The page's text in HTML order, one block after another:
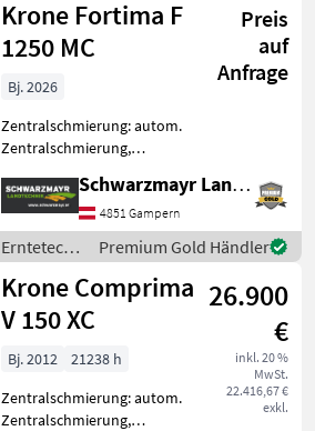
Pack 1500, 5 Sterne
Krone
Krone Fortima F
1250 MC
Preis
auf
Anfrage
Bj. 2026
Zentralschmierung: autom.
Zentralschmierung,
Ballenkammer,
Netzbindung,
Rollenniederhalter,
Schneidwerk Nr. 69437
Rundballenpresse - mit
Stabk
Schwarzmayr Landtechnik GmbH - Gampern
4851 Gampern
Erntetechnik
Grünland /
Krone
Premium Gold Händler
Krone Comprima
V 150 XC
26.900
€
inkl. 20 %
MwSt.
22.416,67 €
exkl.
Bj. 2012
21238 h
Zentralschmierung: autom.
Zentralschmierung,